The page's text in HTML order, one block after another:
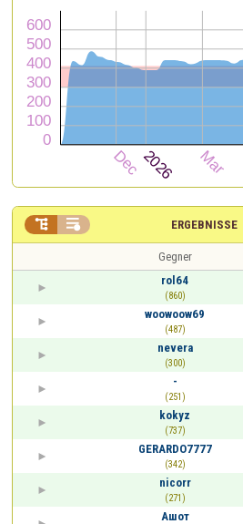
ERGEBNISSE
 
Gegner
rol64
(860)
woowoow69
(487)
nevera
(300)
-
(251)
kokyz
(737)
GERARDO7777
(342)
nicorr
(271)
Ашот